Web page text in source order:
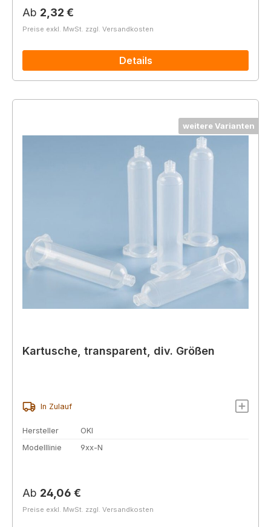
Regulärer Preis:
Ab 2,32 €
Preise exkl. MwSt. zzgl. Versandkosten
Details
weitere Varianten
Kartusche, transparent, div. Größen
In Zulauf
Hersteller
OKI
Modelllinie
9xx-N
Regulärer Preis:
Ab 24,06 €
Preise exkl. MwSt. zzgl. Versandkosten